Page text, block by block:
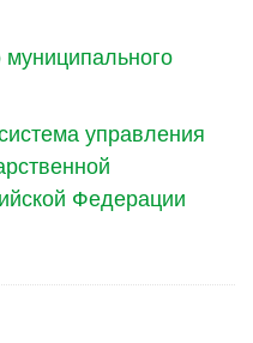
муниципального
управления
Федерации